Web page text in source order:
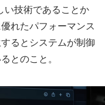
い技術であることか
れたパフォーマンス
るとシステムが制御
とのこと。